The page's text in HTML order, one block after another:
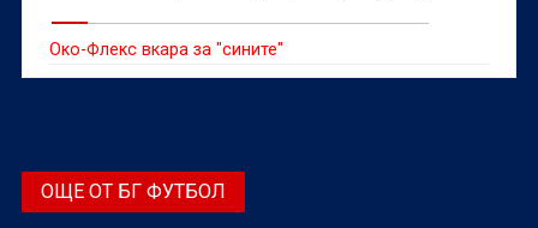
Око-Флекс вкара за "сините"
ОЩЕ ОТ БГ ФУТБОЛ